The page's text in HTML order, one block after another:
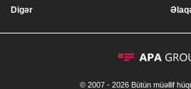
Digər
© 2007 - 2026 Bütün müəllif